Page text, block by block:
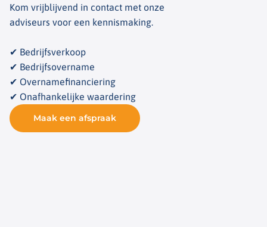
Kom vrijblijvend in contact met onze
adviseurs voor een kennismaking.
✔ Bedrijfsverkoop
✔ Bedrijfsovername
✔ Overnamefinanciering
✔ Onafhankelijke waardering
Maak een afspraak